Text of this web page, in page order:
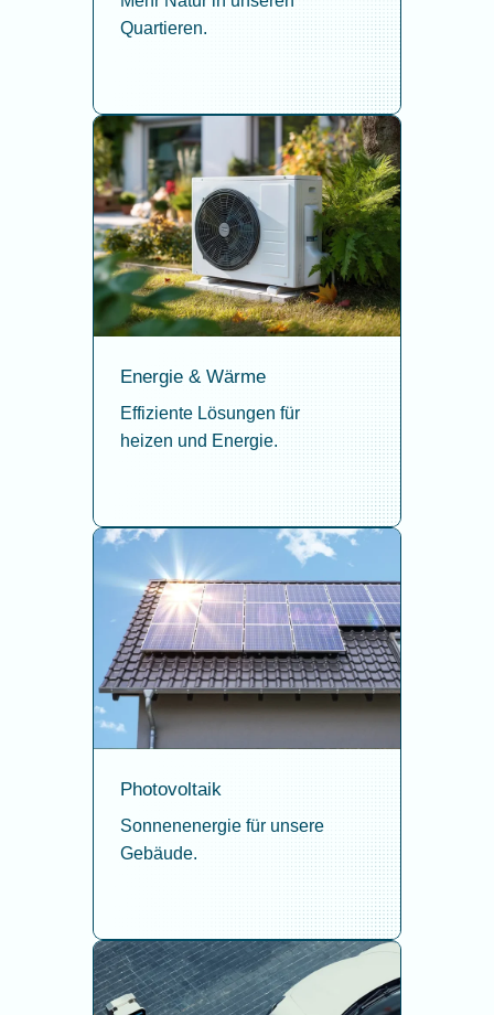
Quartieren.
Energie & Wärme
Effiziente Lösungen für
heizen und Energie.
Photovoltaik
Sonnenenergie für unsere
Gebäude.